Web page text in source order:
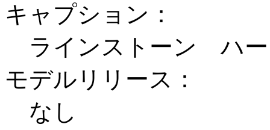
キャプション：
ラインストーン ハ
モデルリリース：
なし